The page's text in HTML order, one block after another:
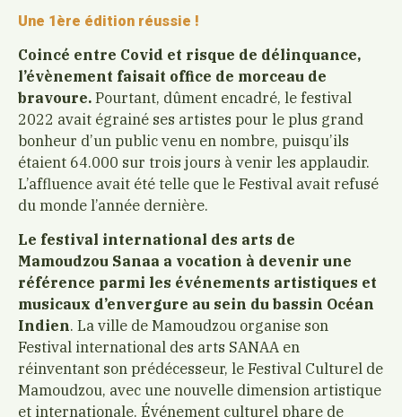
Une 1ère édition réussie !
Coincé entre Covid et risque de délinquance,
l’évènement faisait office de morceau de
bravoure.Pourtant, dûment encadré, le festival
2022 avait égrainé ses artistes pour le plus grand
bonheur d’un public venu en nombre, puisqu’ils
étaient 64.000 sur trois jours à venir les applaudir.
L’affluence avait été telle que le Festival avait refusé
du monde l’année dernière.
Le festival international des arts de
Mamoudzou Sanaa a vocation à devenir une
référence parmi les événements artistiques et
musicaux d’envergure au sein du bassin Océan
Indien. La ville de Mamoudzou organise son
Festival international des arts SANAA en
réinventant son prédécesseur, le Festival Culturel de
Mamoudzou, avec une nouvelle dimension artistique
et internationale. Événement culturel phare de